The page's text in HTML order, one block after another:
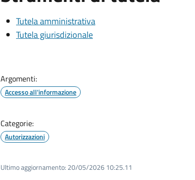
Tutela amministrativa
Tutela giurisdizionale
Argomenti:
Accesso all'informazione
Categorie:
Autorizzazioni
Ultimo aggiornamento: 20/05/2026 10:25.11